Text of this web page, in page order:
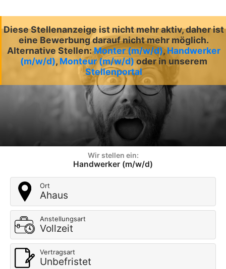
Diese Stellenanzeige ist nicht mehr aktiv, daher ist
eine Bewerbung darauf nicht mehr möglich.
Alternative Stellen:Monter (m/w/d),Handwerker
(m/w/d), Monteur (m/w/d) oder in unserem
Stellenportal
Wir stellen ein:
Handwerker (m/w/d)
Ort
Ahaus
Anstellungsart
Vollzeit
Vertragsart
Unbefristet